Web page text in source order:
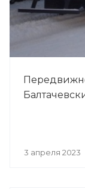
3 апреля 2023